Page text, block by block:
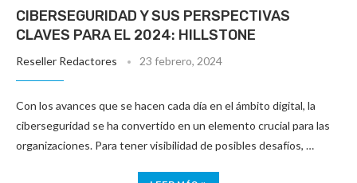
CIBERSEGURIDAD Y SUS PERSPECTIVAS
CLAVES PARA EL 2024: HILLSTONE
Reseller Redactores 23 febrero, 2024
Con los avances que se hacen cada día en el ámbito digital, la
ciberseguridad se ha convertido en un elemento crucial para las
organizaciones. Para tener visibilidad de posibles desafíos, …